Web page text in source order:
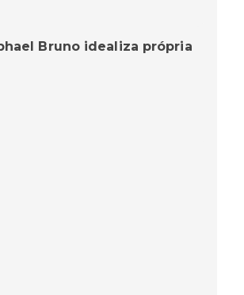
Bruno idealiza própria